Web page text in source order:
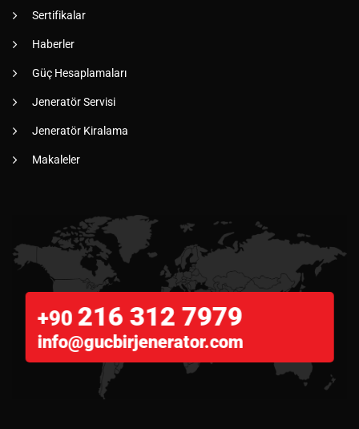
Sertifikalar
Haberler
Güç Hesaplamaları
Jeneratör Servisi
Jeneratör Kiralama
Makaleler
+90 216 312 7979
info@gucbirjenerator.com